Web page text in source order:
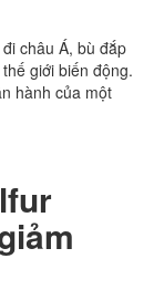
châu Á, bù đắp
giới biến động.
hành của một